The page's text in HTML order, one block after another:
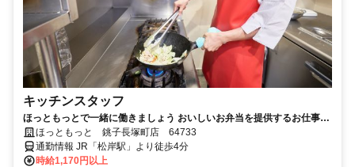
キッチンスタッフ
ほっともっとで一緒に働きましょう おいしいお弁当を提供するお仕事で
す ほっともっと 銚子長塚町店 64733
通勤情報 JR「松岸駅」より徒歩4分
時給1,170円以上